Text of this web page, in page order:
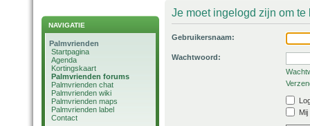
NAVIGATIE
Palmvrienden
Startpagina
Agenda
Kortingskaart
Palmvrienden forums
Palmvrienden chat
Palmvrienden wiki
Palmvrienden maps
Palmvrienden label
Contact
Je moet ingelogd zijn om
Gebruikersnaam:
Wachtwoord: